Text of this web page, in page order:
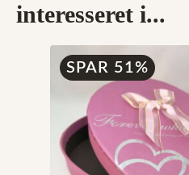
interesseret i...
SPAR 51%